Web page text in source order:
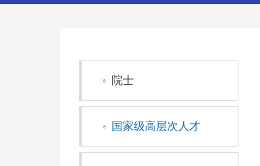
院士
国家级高层次人才